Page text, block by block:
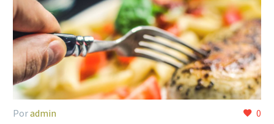
0
Poradmin